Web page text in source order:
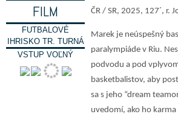
FILM
FUTBALOVÉ
IHRISKO TR. TURNÁ
VSTUP VOĽNÝ
ČR / SR, 2025, 127´, r.
Marek je neúspešný
paralympiáde v Riu.
podvodu a pod
basketbalistov, aby
sa s jeho “dream
uvedomí, ako ho